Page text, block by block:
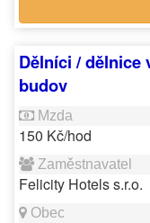
Dělníci / dělnice
budov
150 Kč/hod
Felicity Hotels s.r.o.